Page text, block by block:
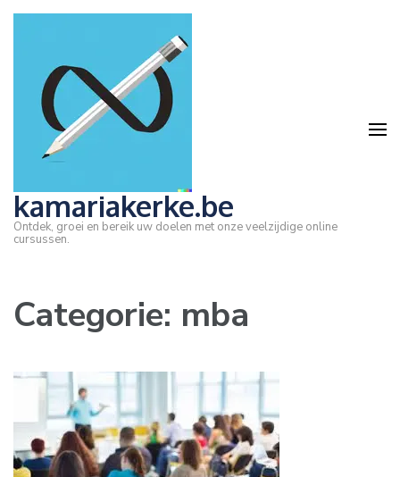
Ga
Enter)
kamariakerke.be
Ontdek, groei en bereik uw doelen met onze veelzijdige online
cursussen.
Categorie: mba